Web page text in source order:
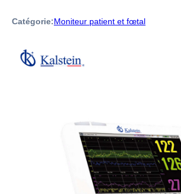
Catégorie:Moniteur patient et fœtal